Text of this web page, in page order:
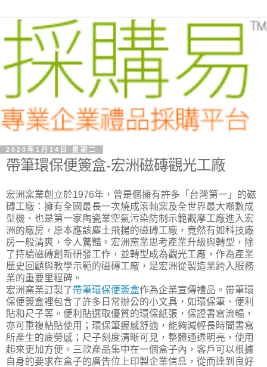
2020年1月14日 星期二
帶筆環保便簽盒-宏洲磁磚觀光工廠
宏洲窯業創立於1976年，曾是個擁有許多「台灣第一」的磁
磚工廠：擁有全國最長一次燒成滾軸窯及全世界最大噸數成
型機、也是第一家陶瓷業空氣污染防制示範觀摩工廠進入宏
洲的廠房，原本應該塵土飛揚的磁磚工廠，竟然有如科技廠
房一般清爽，令人驚豔。宏洲窯業思考產業升級與轉型，除
了持續磁磚創新研發工作，並轉型成為觀光工廠，作為產業
歷史回顧與教學示範的磁磚工廠，是宏洲從製造業跨入服務
業的重要里程碑。
宏洲窯業訂製了帶筆環保便簽盒作為企業宣傳禮品。帶筆環
保便簽盒裡包含了許多日常辦公的小文具，如環保筆、便利
貼和尺子等。便利貼選取優質的環保紙張，保證書寫流暢，
亦可重複粘貼使用；環保筆握感舒適，能夠減輕長時間書寫
所產生的疲勞感；尺子刻度清晰可見，整體通透明亮，使用
起來更加方便。三款產品集中在一個盒子內，客戶可以根據
自身的要求在盒子的廣告位上印製企業信息，從而達到良好